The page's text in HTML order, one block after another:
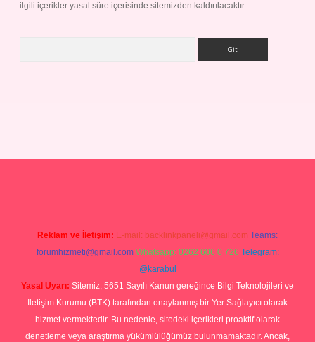
ilgili içerikler yasal süre içerisinde sitemizden kaldırılacaktır.
Reklam ve İletişim: E-mail: backlinkpaneli@gmail.com Teams:
forumhizmeti@gmail.com Whatsapp: 0262 606 0 726 Telegram:
@karabul
Yasal Uyarı: Sitemiz, 5651 Sayılı Kanun gereğince Bilgi Teknolojileri ve
İletişim Kurumu (BTK) tarafından onaylanmış bir Yer Sağlayıcı olarak
hizmet vermektedir. Bu nedenle, sitedeki içerikleri proaktif olarak
denetleme veya araştırma yükümlülüğümüz bulunmamaktadır. Ancak,